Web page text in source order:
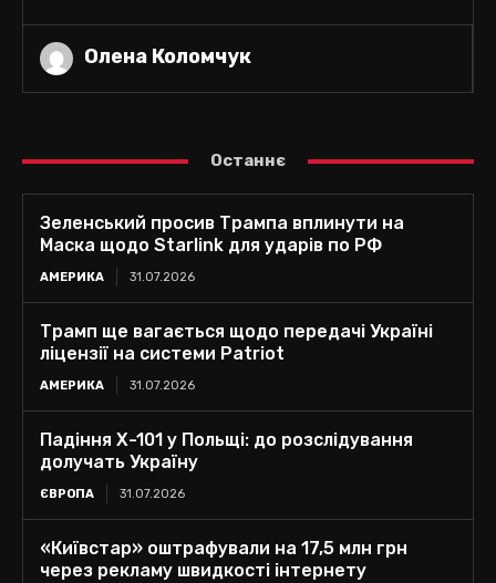
Олена Коломчук
Останнє
Зеленський просив Трампа вплинути на
Маска щодо Starlink для ударів по РФ
АМЕРИКА 31.07.2026
Трамп ще вагається щодо передачі Україні
ліцензії на системи Patriot
АМЕРИКА 31.07.2026
Падіння Х-101 у Польщі: до розслідування
долучать Україну
ЄВРОПА 31.07.2026
«Київстар» оштрафували на 17,5 млн грн
через рекламу швидкості інтернету